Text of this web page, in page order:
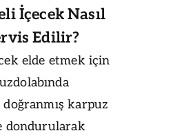
İçecek Nasıl
Edilir?
elde etmek için
karpuz
dondurularak